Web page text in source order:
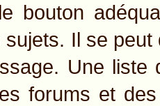
bouton
Il se
Une liste
forums et